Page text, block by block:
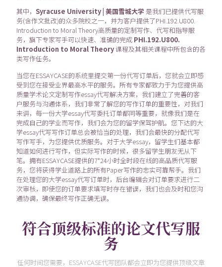
其中， Syracuse University | 美国雪城大学 是我们已提供代写服
务(含作文批改)的众多院校之一，并为客户提供了PHI.192.U800.
Introduction to Moral Theory高质量的定制写作、代写和指导服
务，旗下专家写手可以快速、准确的完成 PHI.192.U800.
Introduction to Moral Theory课程及其相关课程中所包含的各
类写作任务。
当您在ESSAYCASE的系统里提交第一份代写订单后，您就会立即感
受到您在接受业界最高水平的服务。所有专家都致力于为您提供高
质量学术论文定制写作essay代写解决方案，我们建立了完善的客
户服务与沟通体系，我们非常了解您的写作订单的重要性，对我们
来讲，每一份大学essay代写委托订单都同等重要，就像我们是在
完成自己的学业而写作，我们会为您的留学保驾护航。您下达的大
学essay代写写作订单总会被恰当的处理，我们会最快的分配代写
写作写手，为您提供优质服务。对于大学essay，留学生们基本都
知道如何进行写作，但实际写作的时候，很多留学生朋友无从下
笔。拥有ESSAYCASE提供的7*24小时全时段在线的高品质代写服
务，您将获得学业道路上的所有Paper写作的忠实可靠帮手。我们
在处理您的大学essay代写订单时，后台编辑会对订单要求进行二
次审核，即使您的订单要求填写时存在错误，我们也会及时和您沟
通协调，确保最终写作正确无误。
符合顶级标准的论文代写服
务
任何时间您需要，ESSAYCASE代写团队都会立即为您提供顶级文章